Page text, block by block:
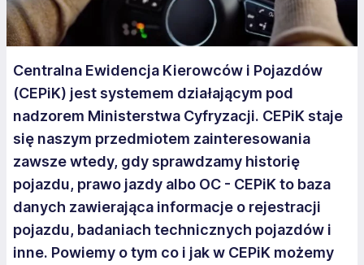
Centralna Ewidencja Kierowców i Pojazdów
(CEPiK) jest systemem działającym pod
nadzorem Ministerstwa Cyfryzacji. CEPiK staje
się naszym przedmiotem zainteresowania
zawsze wtedy, gdy sprawdzamy historię
pojazdu, prawo jazdy albo OC - CEPiK to baza
danych zawierająca informacje o rejestracji
pojazdu, badaniach technicznych pojazdów i
inne. Powiemy o tym co i jak w CEPiK możemy